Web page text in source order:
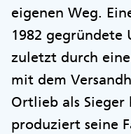
eigenen Weg.
1982 gegründete
zuletzt durch
mit dem
Ortlieb als
produziert seine